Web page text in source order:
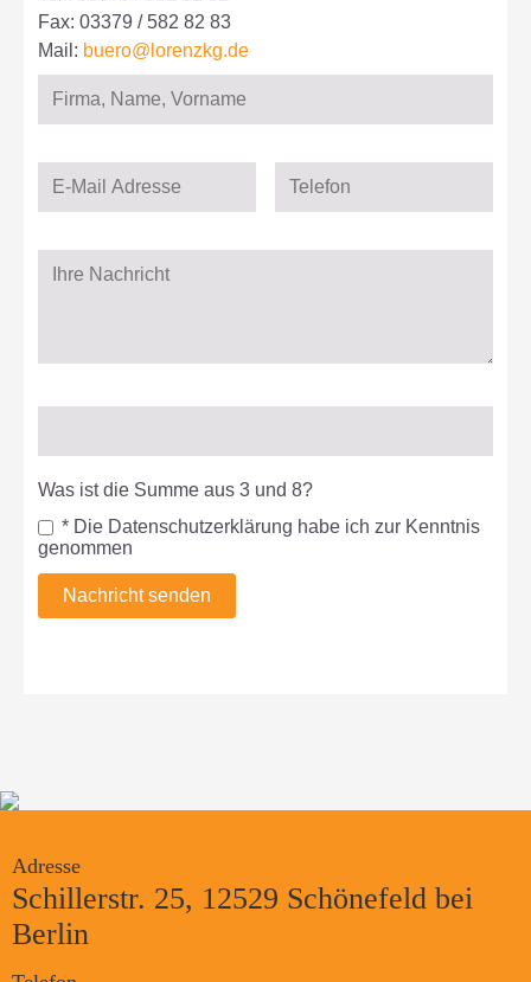
Fax: 03379 / 582 82 83
Mail: buero@lorenzkg.de
Was ist die Summe aus 3 und 8?
* Die Datenschutzerklärung habe ich zur Kenntnis
genommen
Nachricht senden
Adresse
Schillerstr. 25, 12529 Schönefeld bei
Berlin